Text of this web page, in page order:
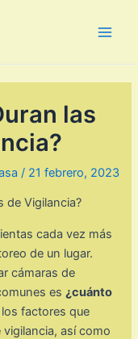
las
/ 21 febrero, 2023
cada vez más
de un lugar.
cámaras de
es¿cuánto
factores que
así como